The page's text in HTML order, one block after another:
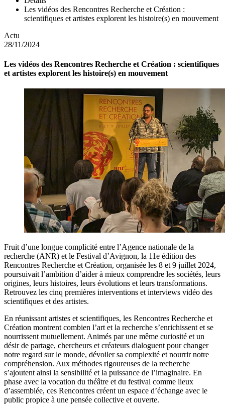
Les vidéos des Rencontres Recherche et Création :
scientifiques et artistes explorent les histoire(s) en mouvement
Actu
28/11/2024
Les vidéos des Rencontres Recherche et Création : scientifiques
et artistes explorent les histoire(s) en mouvement
Fruit d’une longue complicité entre l’Agence nationale de la
recherche (ANR) et le Festival d’Avignon, la 11e édition des
Rencontres Recherche et Création, organisée les 8 et 9 juillet 2024,
poursuivait l’ambition d’aider à mieux comprendre les sociétés, leurs
origines, leurs histoires, leurs évolutions et leurs transformations.
Retrouvez les cinq premières interventions et interviews vidéo des
scientifiques et des artistes.
En réunissant artistes et scientifiques, les Rencontres Recherche et
Création montrent combien l’art et la recherche s’enrichissent et se
nourrissent mutuellement. Animés par une même curiosité et un
désir de partage, chercheurs et créateurs dialoguent pour changer
notre regard sur le monde, dévoiler sa complexité et nourrir notre
compréhension. Aux méthodes rigoureuses de la recherche
s’ajoutent ainsi la sensibilité et la puissance de l’imaginaire. En
phase avec la vocation du théâtre et du festival comme lieux
d’assemblée, ces Rencontres créent un espace d’échange avec le
public propice à une pensée collective et ouverte.